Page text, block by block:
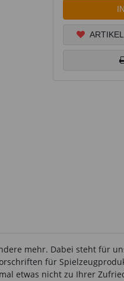
mehr. Dabei steht für
für
etwas nicht zu Ihrer